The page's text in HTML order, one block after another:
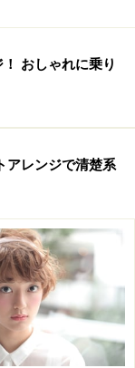
が出る
させる。
おしゃれに乗り
アレンジで清楚系